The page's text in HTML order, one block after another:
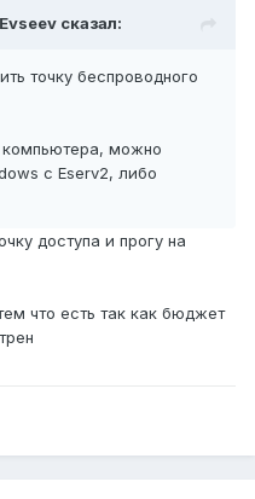
сказал:
точку беспроводного
компьютера, можно
с Eserv2, либо
доступа и прогу на
что есть так как бюджет